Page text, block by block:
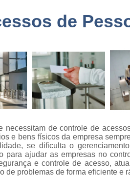
Empresas de
logística
monitoramento
Empresas de
paisagismo
Empresas de
recrutamento e
Empresas de
terceirização
Empresas de
terceirização de
limpezas
de
necessitam de controle de
e bens físicos da empresa
se dificulta o
para ajudar as empresas no
e controle de acesso,
de problemas de forma eficiente e